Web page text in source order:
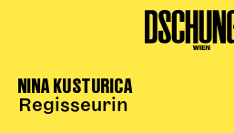
PROGRAMM
Spielplan
NINA KUSTURICA
Regisseurin